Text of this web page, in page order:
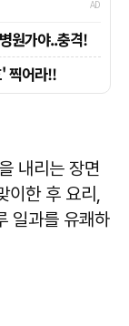
내리는 장면
한 후 요리,
일과를 유쾌하